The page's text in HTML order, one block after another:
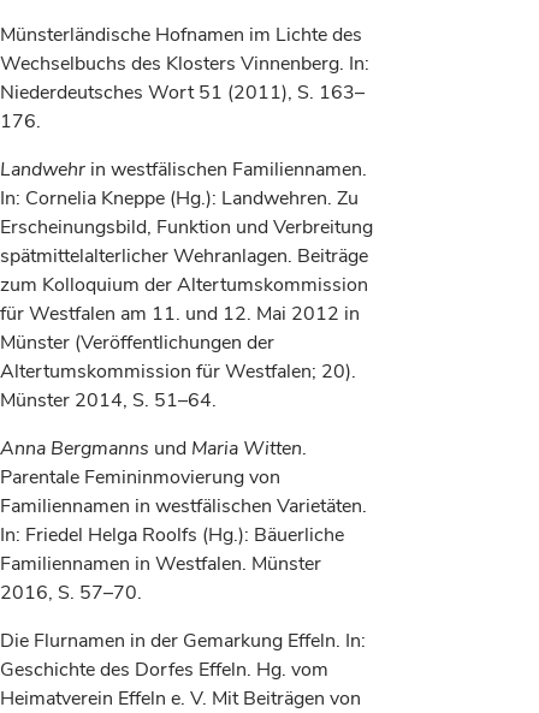
Münsterländische Hofnamen im Lichte des
Wechselbuchs des Klosters Vinnenberg. In:
Niederdeutsches Wort 51 (2011), S. 163–
176.
Landwehr in westfälischen Familiennamen.
In: Cornelia Kneppe (Hg.): Landwehren. Zu
Erscheinungsbild, Funktion und Verbreitung
spätmittelalterlicher Wehranlagen. Beiträge
zum Kolloquium der Altertumskommission
für Westfalen am 11. und 12. Mai 2012 in
Münster (Veröffentlichungen der
Altertumskommission für Westfalen; 20).
Münster 2014, S. 51–64.
Anna Bergmanns und Maria Witten.
Parentale Femininmovierung von
Familiennamen in westfälischen Varietäten.
In: Friedel Helga Roolfs (Hg.): Bäuerliche
Familiennamen in Westfalen. Münster
2016, S. 57–70.
Die Flurnamen in der Gemarkung Effeln. In:
Geschichte des Dorfes Effeln. Hg. vom
Heimatverein Effeln e. V. Mit Beiträgen von